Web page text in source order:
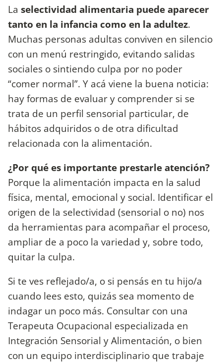
La selectividad alimentaria puede aparecer
tanto en la infancia como en la adultez.
Muchas personas adultas conviven en silencio
con un menú restringido, evitando salidas
sociales o sintiendo culpa por no poder
“comer normal”. Y acá viene la buena noticia:
hay formas de evaluar y comprender si se
trata de un perfil sensorial particular, de
hábitos adquiridos o de otra dificultad
relacionada con la alimentación.
¿Por qué es importante prestarle atención?
Porque la alimentación impacta en la salud
física, mental, emocional y social. Identificar el
origen de la selectividad (sensorial o no) nos
da herramientas para acompañar el proceso,
ampliar de a poco la variedad y, sobre todo,
quitar la culpa.
Si te ves reflejado/a, o si pensás en tu hijo/a
cuando lees esto, quizás sea momento de
indagar un poco más. Consultar con una
Terapeuta Ocupacional especializada en
Integración Sensorial y Alimentación, o bien
con un equipo interdisciplinario que trabaje